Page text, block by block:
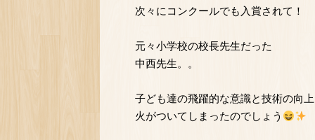
次々にコンクールでも入賞されて！
元々小学校の校長先生だった
中西先生。。
子ども達の飛躍的な意識と技術の向
火がついてしまったのでしょう